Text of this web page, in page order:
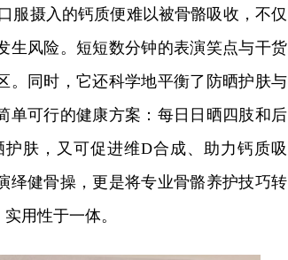
服摄入的钙质便难以被骨骼吸收，不仅
生风险。短短数分钟的表演笑点与干货
。同时，它还科学地平衡了防晒护肤与
单可行的健康方案：每日日晒四肢和后
肤，又可促进维D合成、助力钙质吸
绎健骨操，更是将专业骨骼养护技巧转
用性于一体。